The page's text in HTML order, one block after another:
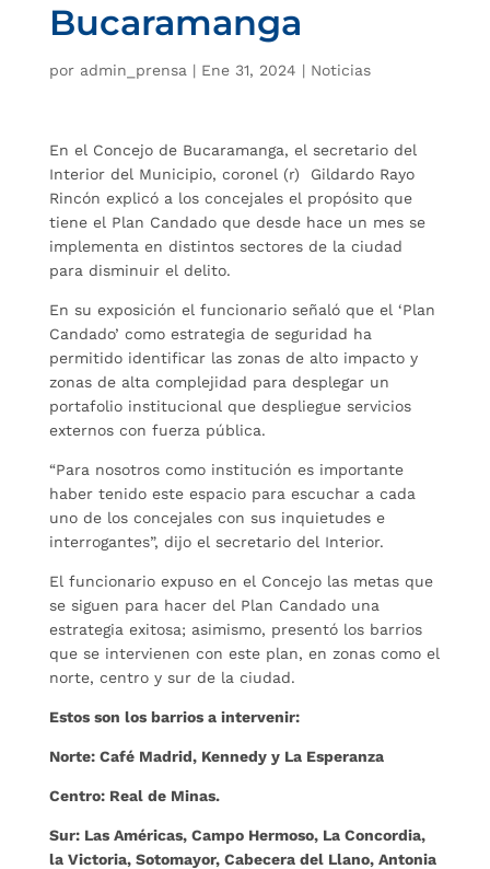
Bucaramanga
por admin_prensa | Ene 31, 2024 | Noticias
En el Concejo de Bucaramanga, el secretario del
Interior del Municipio, coronel (r) Gildardo Rayo
Rincón explicó a los concejales el propósito que
tiene el Plan Candado que desde hace un mes se
implementa en distintos sectores de la ciudad
para disminuir el delito.
En su exposición el funcionario señaló que el ‘Plan
Candado’ como estrategia de seguridad ha
permitido identificar las zonas de alto impacto y
zonas de alta complejidad para desplegar un
portafolio institucional que despliegue servicios
externos con fuerza pública.
“Para nosotros como institución es importante
haber tenido este espacio para escuchar a cada
uno de los concejales con sus inquietudes e
interrogantes”, dijo el secretario del Interior.
El funcionario expuso en el Concejo las metas que
se siguen para hacer del Plan Candado una
estrategia exitosa; asimismo, presentó los barrios
que se intervienen con este plan, en zonas como el
norte, centro y sur de la ciudad.
Estos son los barrios a intervenir:
Norte: Café Madrid, Kennedy y La Esperanza
Centro: Real de Minas.
Sur: Las Américas, Campo Hermoso, La Concordia,
la Victoria, Sotomayor, Cabecera del Llano, Antonia